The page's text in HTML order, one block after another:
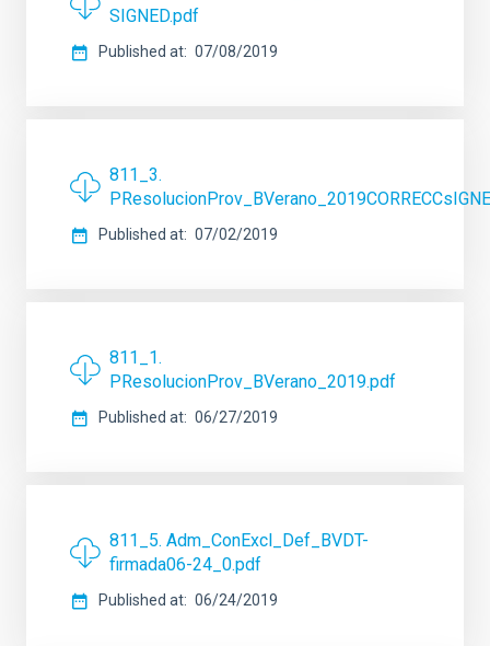
SIGNED.pdf
Published at 07/08/2019
811_3.
Published at 07/02/2019
811_1.
PResolucionProv_BVerano_2019.pdf
Published at 06/27/2019
811_5. Adm_ConExcl_Def_BVDT-
firmada06-24_0.pdf
Published at 06/24/2019